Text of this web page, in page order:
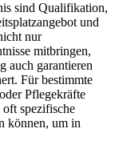
sind Qualifikation,
und
nur
mitbringen,
auch garantieren
Für bestimmte
Pflegekräfte
spezifische
können, um in